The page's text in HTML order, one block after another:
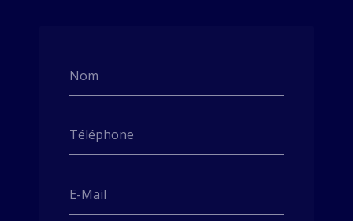
Nom
Téléphone
E-Mail